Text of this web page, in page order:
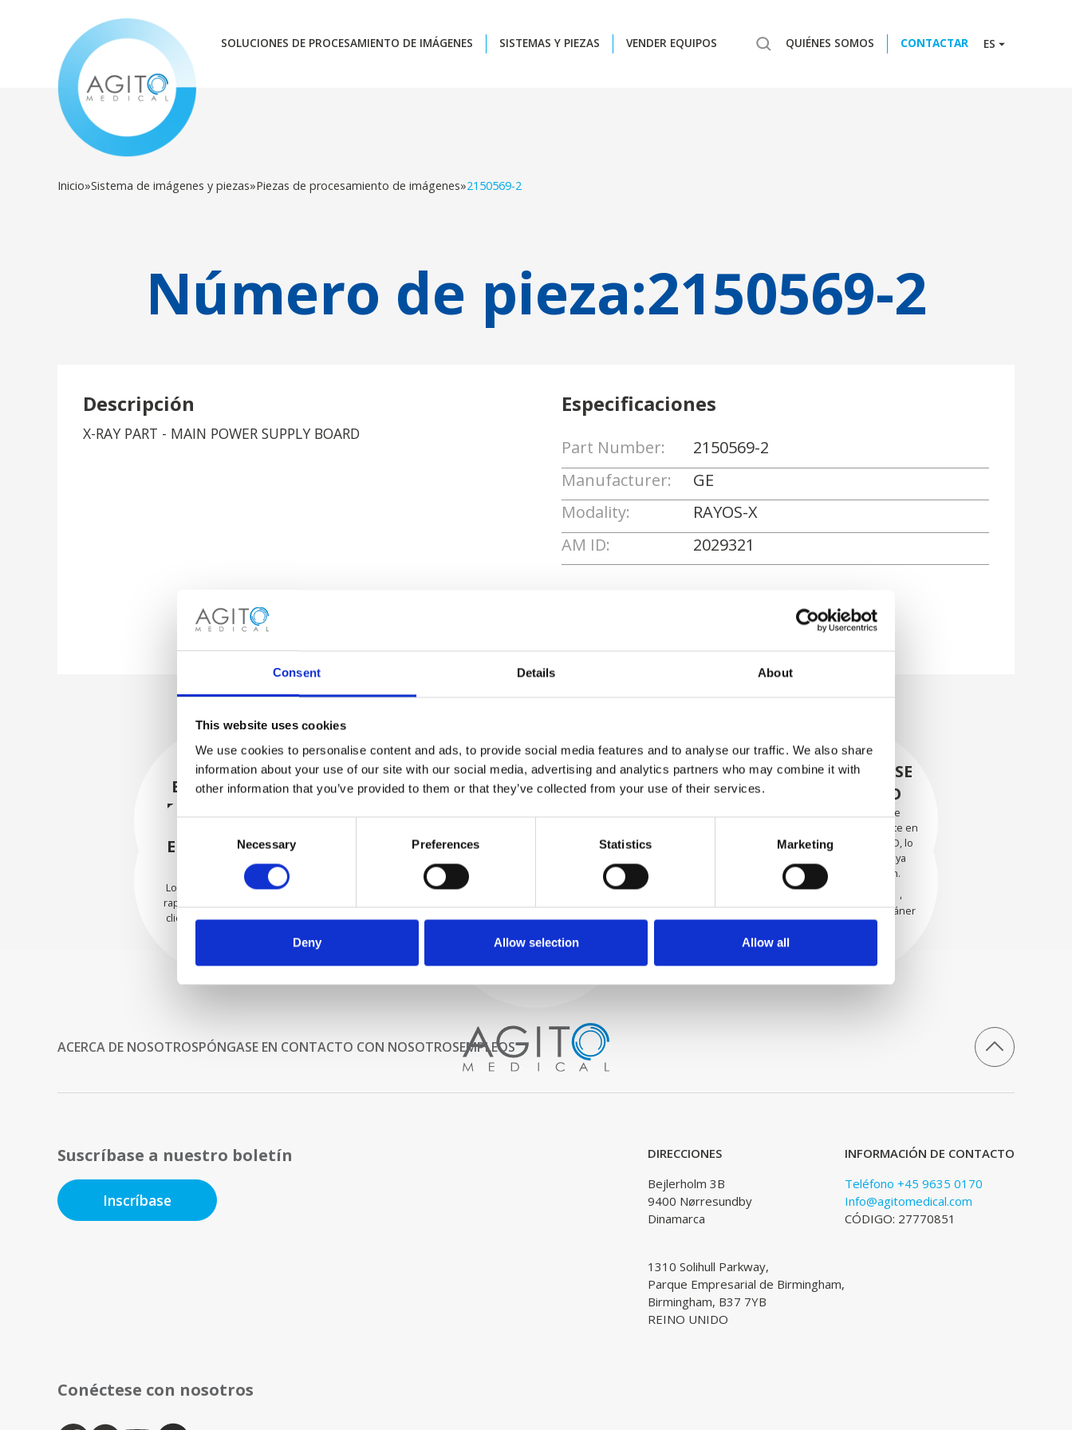
Consent Details About
This website uses cookies
We use cookies to personalise content and ads, to provide social media features and to analyse our traffic. We also share
information about your use of our site with our social media, advertising and analytics partners who may combine it with
other information that you’ve provided to them or that they’ve collected from your use of their services.
Necessary Preferences Statistics Marketing
Deny Allow selection Allow all
SOLUCIONES DE PROCESAMIENTO DE IMÁGENES SISTEMAS Y PIEZAS VENDER EQUIPOS QUIÉNES SOMOS CONTACTAR ES
Inicio»Sistema de imágenes y piezas»Piezas de procesamiento de imágenes»2150569-2
Número de pieza:2150569-2
Descripción
X-RAY PART - MAIN POWER SUPPLY BOARD
Especificaciones
Part Number:
2150569-2
Manufacturer:
GE
Modality:
RAYOS-X
AM ID:
2029321
Proceso y
control de calidad
Comenzamos por seleccionar
cuidadosamente escáneres de
imágenes de alta calidad
EVALUACIÓN
EXHAUSTIVA
Nuestros técnicos
experimentados evalúan
cuidadosamente cada escáner
y sus componentes.
RECUPERÁNDOSE
CON CUIDADO
Las piezas utilizables se
recuperan meticulosamente en
un entorno seguro de ESD, lo
que garantiza que no haya
daños ni contaminación.
INTERNAMENTE
Todas las piezas se prueban
rigurosamente en nuestras
garantizar que la funcionalidad
las especificaciones OEM
EMBALADO DE
FORMA SEGURA
empaqueta de forma segura
ENVIAMOS CON
CONFIANZA
Los pedidos se envían con
rapidez a nuestros valiosos
clientes en todo el mundo.
ACERCA DE NOSOTROSPÓNGASE EN CONTACTO CON NOSOTROSEMPLEOS
Suscríbase a nuestro boletín
Inscríbase
DIRECCIONES
Bejlerholm 3B
9400 Nørresundby
Dinamarca
1310 Solihull Parkway,
Parque Empresarial de Birmingham,
Birmingham, B37 7YB
REINO UNIDO
INFORMACIÓN DE CONTACTO
Teléfono +45 9635 0170
Info@agitomedical.com
CÓDIGO: 27770851
Conéctese con nosotros